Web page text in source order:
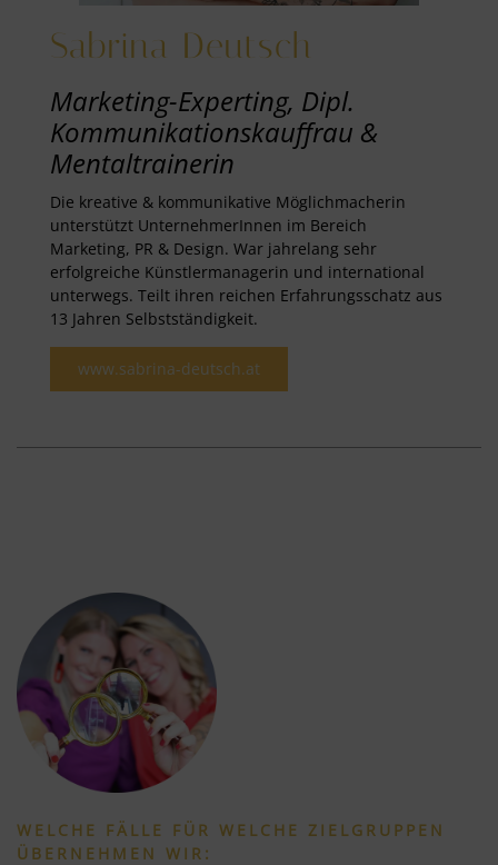
Sabrina Deutsch
Marketing-Experting, Dipl.
Kommunikationskauffrau &
Mentaltrainerin
Die kreative & kommunikative Möglichmacherin
unterstützt UnternehmerInnen im Bereich
Marketing, PR & Design. War jahrelang sehr
erfolgreiche Künstlermanagerin und international
unterwegs. Teilt ihren reichen Erfahrungsschatz aus
13 Jahren Selbstständigkeit.
www.sabrina-deutsch.at
WELCHE FÄLLE FÜR WELCHE ZIELGRUPPEN
ÜBERNEHMEN WIR: